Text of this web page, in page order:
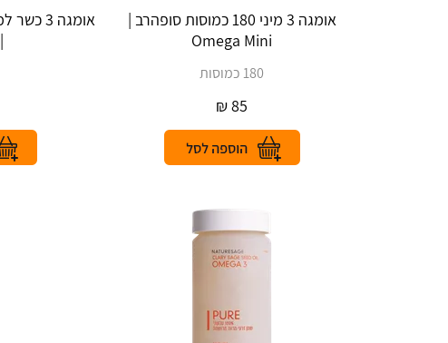
אומגה 3 מיני 180 כמוסות סופהרב |
Omega Mini
180 כמוסות
85
₪
| Omega 3